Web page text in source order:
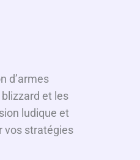
d’armes
et les
ludique et
vos stratégies